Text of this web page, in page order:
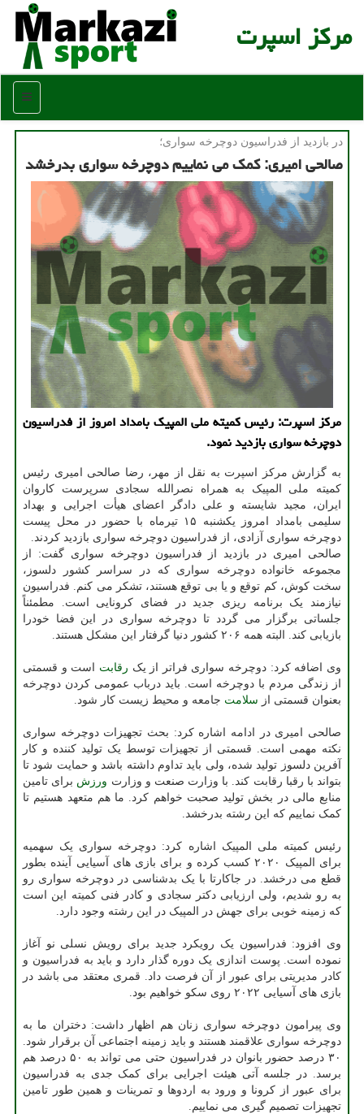
مركز اسپرت
منو
در بازدید از فدراسیون دوچرخه سواری؛
صالحی امیری: كمك می نماییم دوچرخه سواری بدرخشد
مركز اسپرت: رئیس كمیته ملی المپیك بامداد امروز از فدراسیون
دوچرخه سواری بازدید نمود.
به گزارش مرکز اسپرت به نقل از مهر، رضا صالحی امیری رئیس
کمیته ملی المپیک به همراه نصرالله سجادی سرپرست کاروان
ایران، مجید شایسته و علی دادگر اعضای هیأت اجرایی و بهداد
سلیمی بامداد امروز یکشنبه ۱۵ تیرماه با حضور در محل پیست
دوچرخه سواری آزادی، از فدراسیون دوچرخه سواری بازدید کردند.
صالحی امیری در بازدید از فدراسیون دوچرخه سواری گفت: از
مجموعه خانواده دوچرخه سواری که در سراسر کشور دلسوز،
سخت کوش، کم توقع و یا بی توقع هستند، تشکر می کنم. فدراسیون
نیازمند یک برنامه ریزی جدید در فضای کرونایی است. مطمئناً
جلساتی برگزار می گردد تا دوچرخه سواری در این فضا خودرا
بازیابی کند. البته همه ۲۰۶ کشور دنیا گرفتار این مشکل هستند.
وی اضافه کرد: دوچرخه سواری فراتر از یک رقابت است و قسمتی
از زندگی مردم با دوچرخه است. باید درباب عمومی کردن دوچرخه
بعنوان قسمتی از سلامت جامعه و محیط زیست کار شود.
صالحی امیری در ادامه اشاره کرد: بحث تجهیزات دوچرخه سواری
نکته مهمی است. قسمتی از تجهیزات توسط یک تولید کننده و کار
آفرین دلسوز تولید شده، ولی باید تداوم داشته باشد و حمایت شود تا
بتواند با رقبا رقابت کند. با وزارت صنعت و وزارت ورزش برای تامین
منابع مالی در بخش تولید صحبت خواهم کرد. ما هم متعهد هستیم تا
کمک نماییم که این رشته بدرخشد.
رئیس کمیته ملی المپیک اشاره کرد: دوچرخه سواری یک سهمیه
برای المپیک ۲۰۲۰ کسب کرده و برای بازی های آسیایی آینده بطور
قطع می درخشد. در جاکارتا با یک بدشناسی در دوچرخه سواری رو
به رو شدیم، ولی ارزیابی دکتر سجادی و کادر فنی کمیته این است
که زمینه خوبی برای جهش در المپیک در این رشته وجود دارد.
وی افزود: فدراسیون یک رویکرد جدید برای رویش نسلی نو آغاز
نموده است. پوست اندازی یک دوره گذار دارد و باید به فدراسیون و
کادر مدیریتی برای عبور از آن فرصت داد. قمری معتقد می باشد در
بازی های آسیایی ۲۰۲۲ روی سکو خواهیم بود.
وی پیرامون دوچرخه سواری زنان هم اظهار داشت: دختران ما به
دوچرخه سواری علاقمند هستند و باید زمینه اجتماعی آن برقرار شود.
۳۰ درصد حضور بانوان در فدراسیون حتی می تواند به ۵۰ درصد هم
برسد. در جلسه آتی هیئت اجرایی برای کمک جدی به فدراسیون
برای عبور از کرونا و ورود به اردوها و تمرینات و همین طور تامین
تجهیزات تصمیم گیری می نماییم.